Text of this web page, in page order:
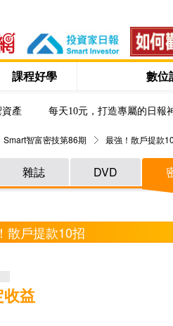
課程好學 數位
資產 每天10元，打造專屬的日報
Smart智富密技第86期 最強！散戶提款
雜誌 DVD
散戶提款10招
益